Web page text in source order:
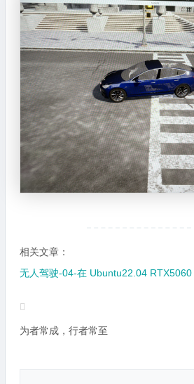
相关文章：
无人驾驶-04-在 Ubuntu22.04
为者常成，行者常至